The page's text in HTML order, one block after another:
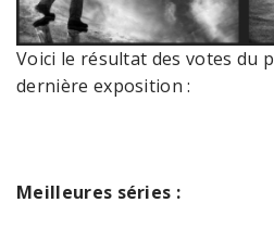
Voici le résultat des votes du
dernière exposition :
Meilleures séries :